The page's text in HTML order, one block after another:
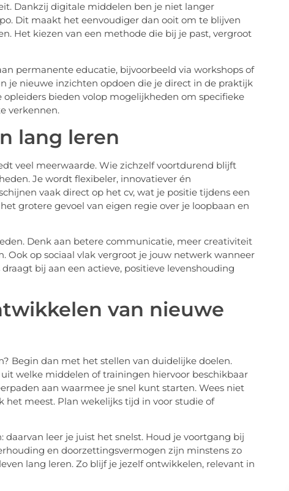
Dankzij digitale middelen ben je niet langer
Dit maakt het eenvoudiger dan ooit om te blijven
Het kiezen van een methode die bij je past, vergroot
permanente educatie, bijvoorbeeld via workshops of
je nieuwe inzichten opdoen die je direct in de praktijk
bieden volop mogelijkheden om specifieke
verkennen.
lang leren
veel meerwaarde. Wie zichzelf voortdurend blijft
Je wordt flexibeler, innovatiever én
vaak direct op het cv, wat je positie tijdens een
grotere gevoel van eigen regie over je loopbaan en
Denk aan betere communicatie, meer creativiteit
op sociaal vlak vergroot je jouw netwerk wanneer
bij aan een actieve, positieve levenshouding
van nieuwe
Begin dan met het stellen van duidelijke doelen.
welke middelen of trainingen hiervoor beschikbaar
aan waarmee je snel kunt starten. Wees niet
het meest. Plan wekelijks tijd in voor studie of
leer je juist het snelst. Houd je voortgang bij
en doorzettingsvermogen zijn minstens zo
lang leren. Zo blijf je jezelf ontwikkelen, relevant in